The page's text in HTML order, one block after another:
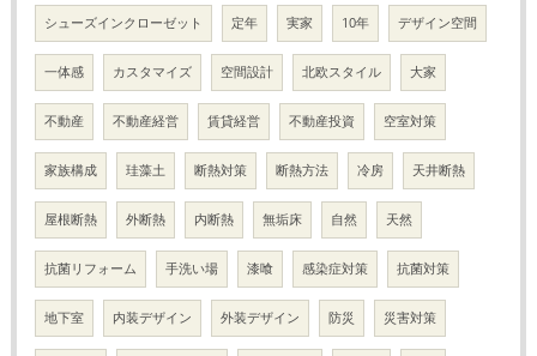
シューズインクローゼット 定年 実家 10年 デザイン空間
一体感 カスタマイズ 空間設計 北欧スタイル 大家
不動産 不動産経営 賃貸経営 不動産投資 空室対策
家族構成 珪藻土 断熱対策 断熱方法 冷房 天井断熱
屋根断熱 外断熱 内断熱 無垢床 自然 天然
抗菌リフォーム 手洗い場 漆喰 感染症対策 抗菌対策
地下室 内装デザイン 外装デザイン 防災 災害対策